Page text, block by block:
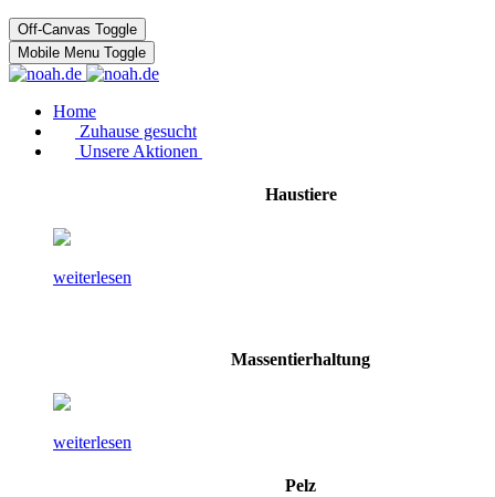
Off-Canvas Toggle
Mobile Menu Toggle
Home
Zuhause gesucht
Unsere Aktionen
Haustiere
weiterlesen
Massentierhaltung
weiterlesen
Pelz